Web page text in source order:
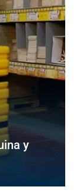
y